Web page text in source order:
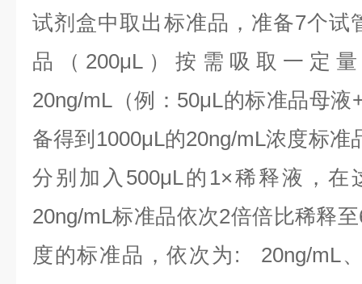
试剂盒中取出标准品，准备7个试
品（200μL）按需吸取一定
20ng/mL（例：50μL的标准品母液
备得到1000μL的20ng/mL浓度标准
分别加入500μL的1×稀释液，
20ng/mL标准品依次2倍倍比稀释
度的标准品，依次为: 20ng/mL